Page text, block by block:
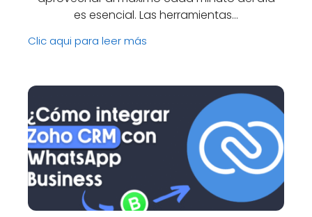
es esencial. Las herramientas…
Clic aqui para leer más